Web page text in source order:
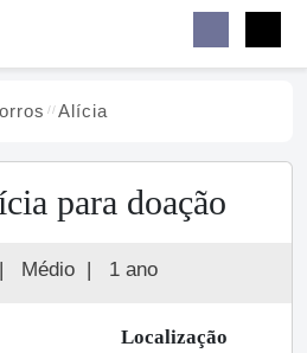
s Alícia
para doação
| Médio | 1 ano
Localização